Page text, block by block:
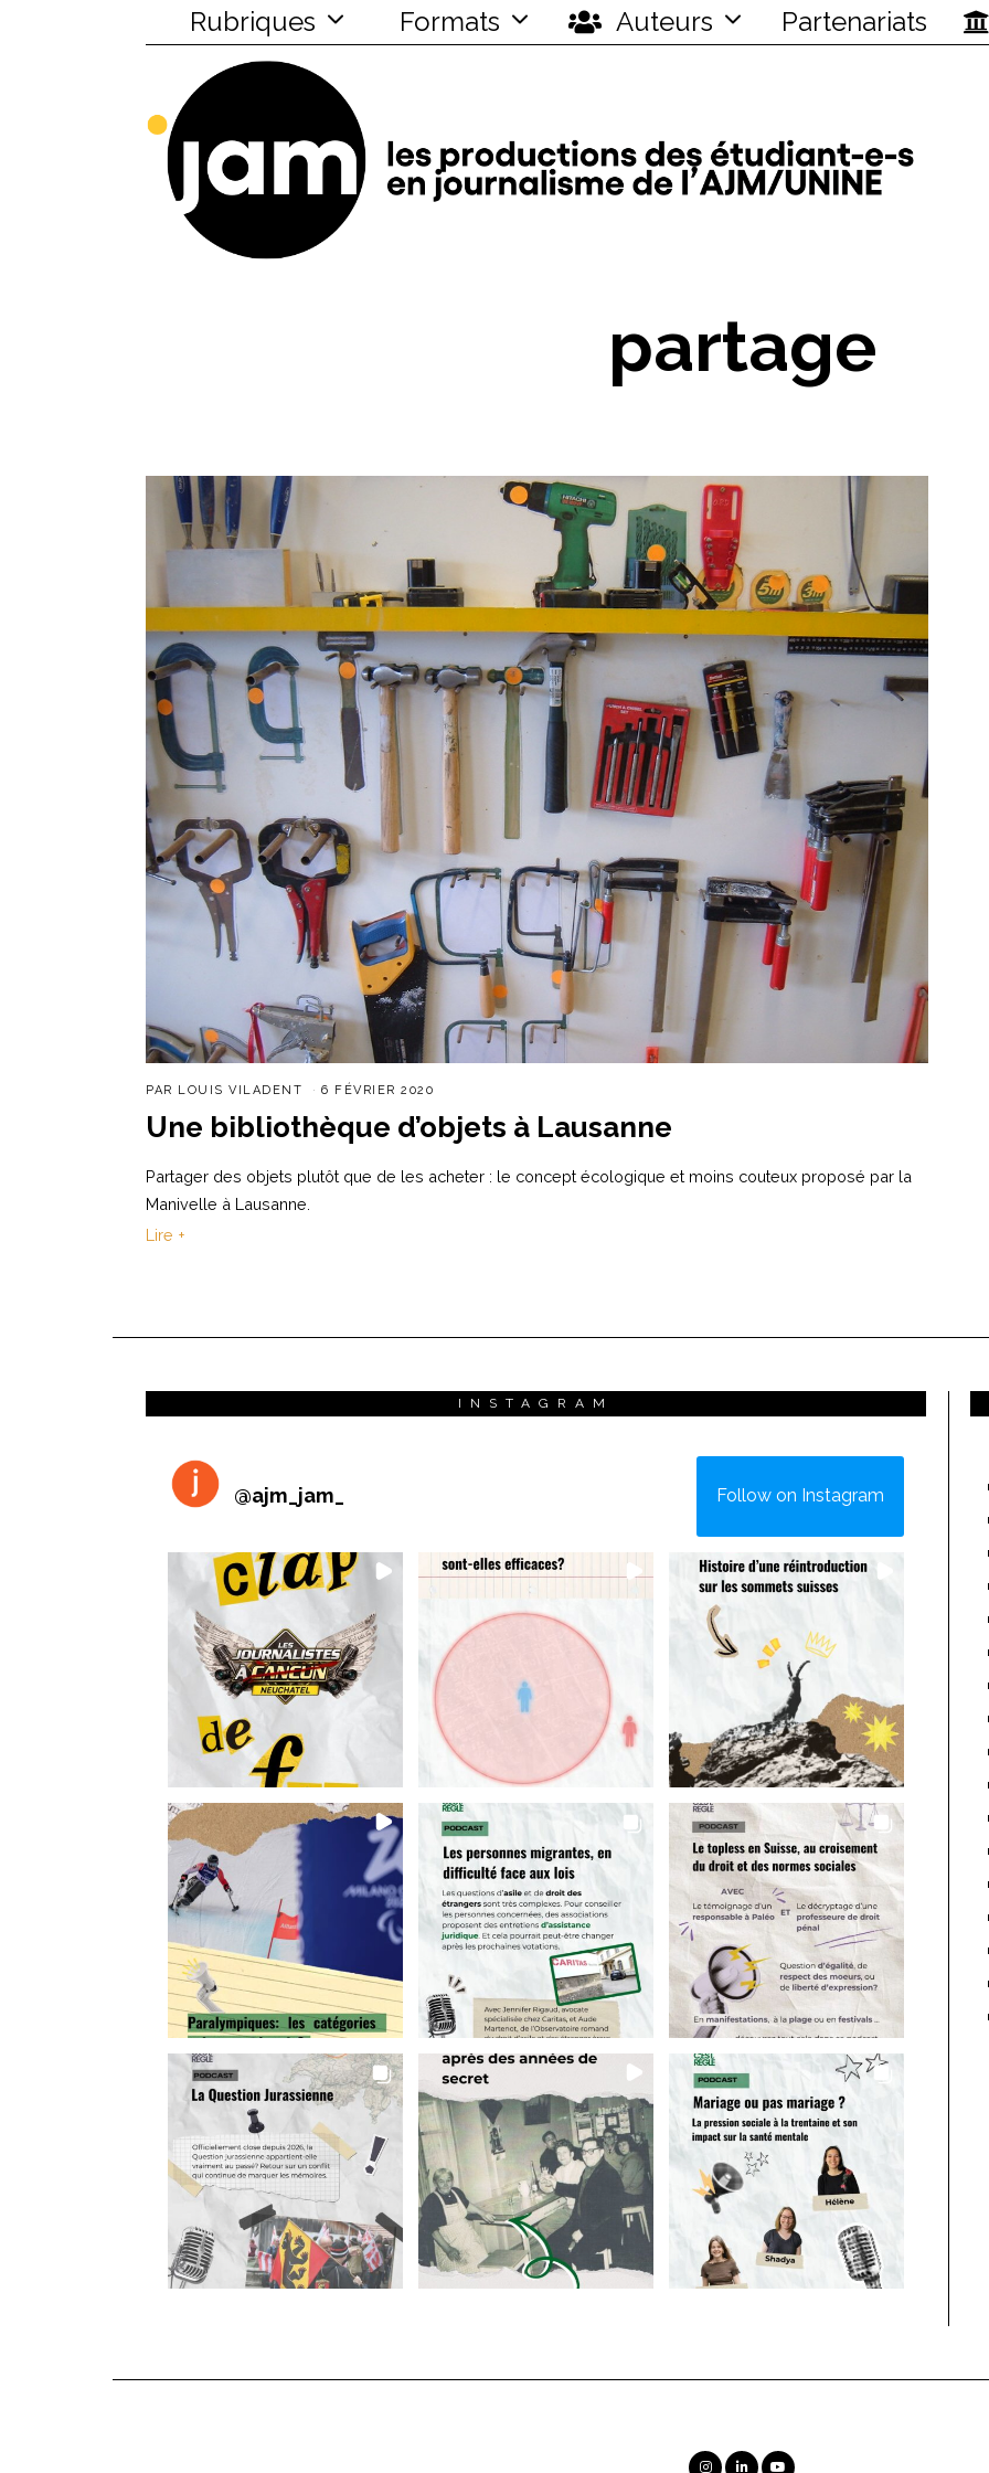
Rubriques Formats Auteurs Partenariats
partage
PAR LOUIS VILADENT 6 FÉVRIER 2020
Une bibliothèque d’objets à Lausanne
Partager des objets plutôt que de les acheter : le concept écologique et moins couteux proposé par la
Manivelle à Lausanne.
Lire +
INSTAGRAM
@ajm_jam_ Follow on Instagram